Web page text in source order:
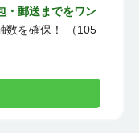
・郵送までをワン
数を確保！ （105